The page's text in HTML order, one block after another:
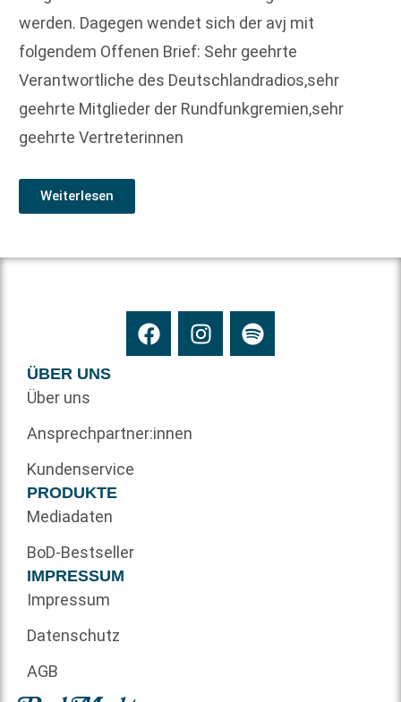
werden. Dagegen wendet sich der avj mit
folgendem Offenen Brief: Sehr geehrte
Verantwortliche des Deutschlandradios,sehr
geehrte Mitglieder der Rundfunkgremien,sehr
geehrte Vertreterinnen
Weiterlesen
ÜBER UNS
Über uns
Ansprechpartner:innen
Kundenservice
PRODUKTE
Mediadaten
BoD-Bestseller
IMPRESSUM
Impressum
Datenschutz
AGB